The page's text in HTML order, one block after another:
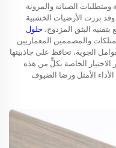
ومتطلبات الصيانة والمرونة
وقد برزت الأرضيات الخشبية
البثق المزدوج، حلول
والمصممين المعماريين
الجوية، تحافظ على جاذبيتها
الخاصة بكلٍّ من هذه
الأمثل ورضا الضيوف